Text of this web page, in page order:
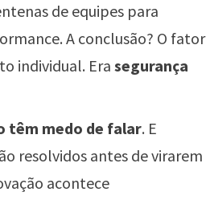
de equipes para
A conclusão? O fator
individual. Era segurança
têm medo de falar. E
resolvidos antes de virarem
acontece